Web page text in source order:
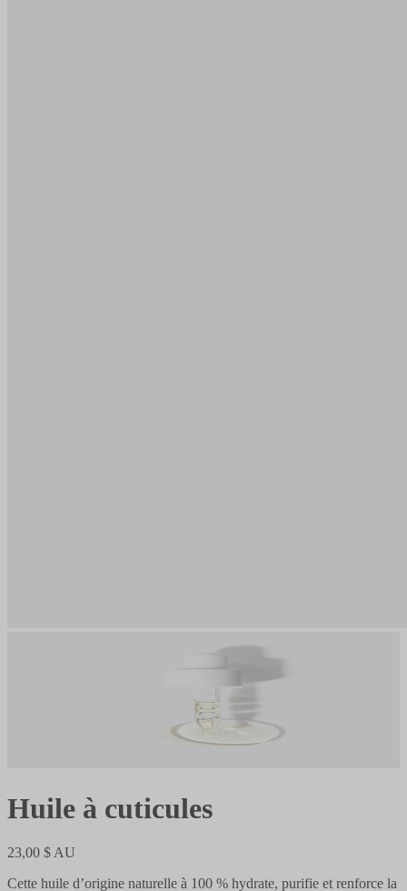
Huile à cuticules
23,00 $ AU
Cette huile d’origine naturelle à 100 % hydrate, purifie et renforce la